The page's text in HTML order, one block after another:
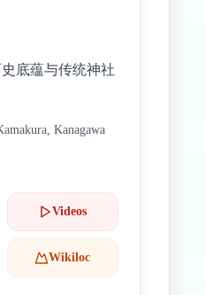
底蕴与传统神社
Kanagawa
Videos
Wikiloc